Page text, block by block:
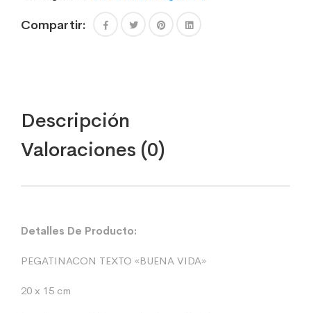
Compartir:
Descripción
Valoraciones (0)
Detalles De Producto:
PEGATINACON TEXTO «BUENA VIDA»
20 x 15 cm